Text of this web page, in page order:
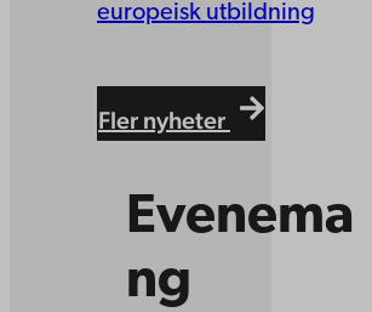
europeisk utbildning
Fler nyheter
Evenema
ng